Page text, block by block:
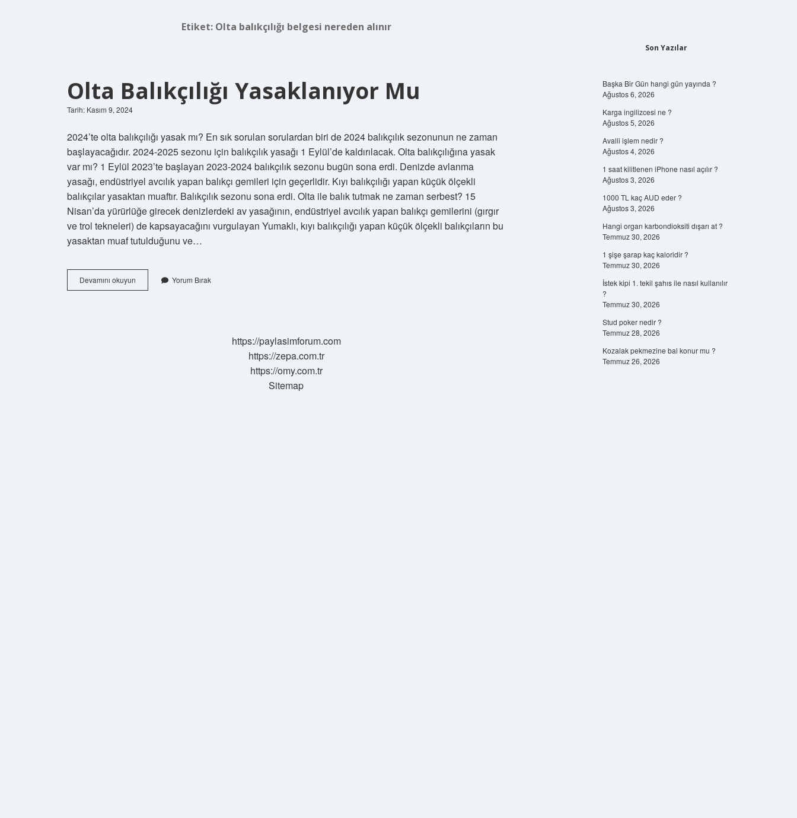
Etiket: Olta balıkçılığı belgesi nereden alınır
Olta Balıkçılığı Yasaklanıyor Mu
Tarih: Kasım 9, 2024
2024’te olta balıkçılığı yasak mı? En sık sorulan sorulardan biri de 2024 balıkçılık sezonunun ne zaman
başlayacağıdır. 2024-2025 sezonu için balıkçılık yasağı 1 Eylül’de kaldırılacak. Olta balıkçılığına yasak
var mı? 1 Eylül 2023’te başlayan 2023-2024 balıkçılık sezonu bugün sona erdi. Denizde avlanma
yasağı, endüstriyel avcılık yapan balıkçı gemileri için geçerlidir. Kıyı balıkçılığı yapan küçük ölçekli
balıkçılar yasaktan muaftır. Balıkçılık sezonu sona erdi. Olta ile balık tutmak ne zaman serbest? 15
Nisan’da yürürlüğe girecek denizlerdeki av yasağının, endüstriyel avcılık yapan balıkçı gemilerini (gırgır
ve trol tekneleri) de kapsayacağını vurgulayan Yumaklı, kıyı balıkçılığı yapan küçük ölçekli balıkçıların bu
yasaktan muaf tutulduğunu ve…
Devamını okuyun
Balıkçılığı
Yorum Bırak
https://paylasimforum.com
https://zepa.com.tr
https://omy.com.tr
Sitemap
Son Yazılar
Başka Bir Gün hangi gün yayında ?
Ağustos 6, 2026
Karga ingilizcesi ne ?
Ağustos 5, 2026
Avalli işlem nedir ?
Ağustos 4, 2026
1 saat kilitlenen iPhone nasıl açılır ?
Ağustos 3, 2026
1000 TL kaç AUD eder ?
Ağustos 3, 2026
Hangi organ karbondioksiti dışarı at ?
Temmuz 30, 2026
1 şişe şarap kaç kaloridir ?
Temmuz 30, 2026
İstek kipi 1. tekil şahıs ile nasıl kullanılır
?
Temmuz 30, 2026
Stud poker nedir ?
Temmuz 28, 2026
Kozalak pekmezine bal konur mu ?
Temmuz 26, 2026